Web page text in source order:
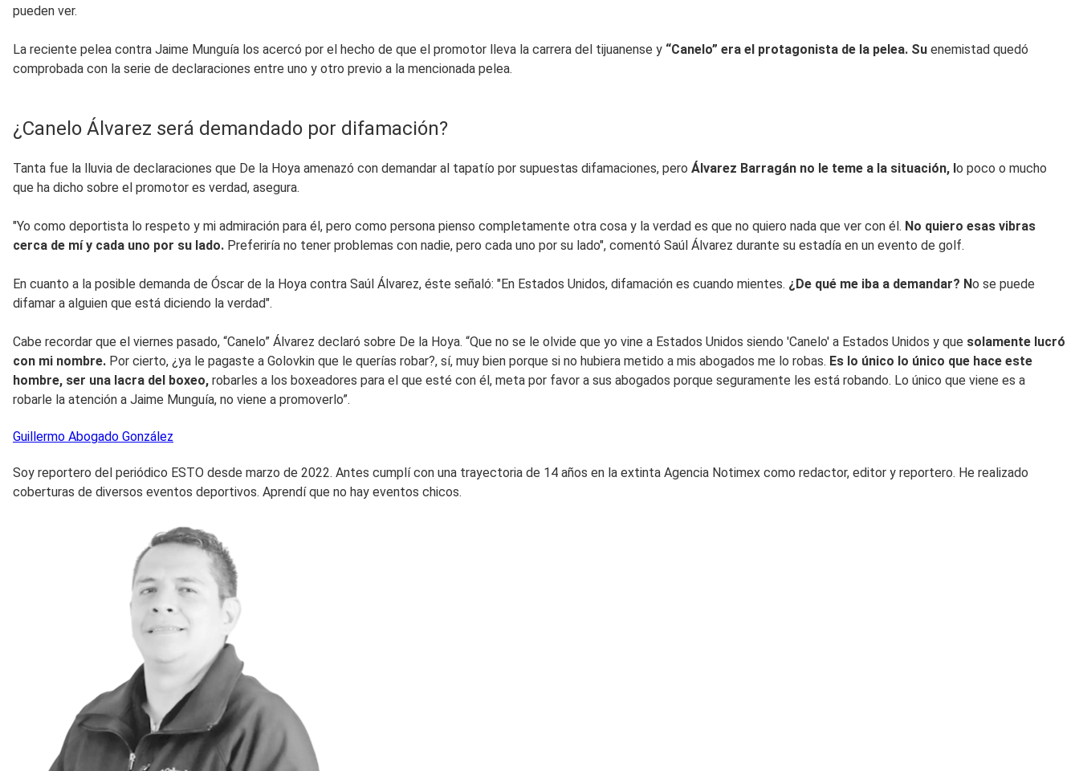
pueden ver.
La reciente pelea contra Jaime Munguía los acercó por el hecho de que el promotor lleva la carrera del tijuanense y “Canelo” era el protagonista de la pelea. Su enemistad quedó
comprobada con la serie de declaraciones entre uno y otro previo a la mencionada pelea.
¿Canelo Álvarez será demandado por difamación?
Tanta fue la lluvia de declaraciones que De la Hoya amenazó con demandar al tapatío por supuestas difamaciones, pero Álvarez Barragán no le teme a la situación, lo poco o mucho
que ha dicho sobre el promotor es verdad, asegura.
"Yo como deportista lo respeto y mi admiración para él, pero como persona pienso completamente otra cosa y la verdad es que no quiero nada que ver con él. No quiero esas vibras
cerca de mí y cada uno por su lado. Preferiría no tener problemas con nadie, pero cada uno por su lado", comentó Saúl Álvarez durante su estadía en un evento de golf.
En cuanto a la posible demanda de Óscar de la Hoya contra Saúl Álvarez, éste señaló: "En Estados Unidos, difamación es cuando mientes. ¿De qué me iba a demandar? No se puede
difamar a alguien que está diciendo la verdad".
Cabe recordar que el viernes pasado, “Canelo” Álvarez declaró sobre De la Hoya. “Que no se le olvide que yo vine a Estados Unidos siendo 'Canelo' a Estados Unidos y que solamente lucró
con mi nombre. Por cierto, ¿ya le pagaste a Golovkin que le querías robar?, sí, muy bien porque si no hubiera metido a mis abogados me lo robas. Es lo único lo único que hace este
hombre, ser una lacra del boxeo, robarles a los boxeadores para el que esté con él, meta por favor a sus abogados porque seguramente les está robando. Lo único que viene es a
robarle la atención a Jaime Munguía, no viene a promoverlo”.
Guillermo Abogado González
Soy reportero del periódico ESTO desde marzo de 2022. Antes cumplí con una trayectoria de 14 años en la extinta Agencia Notimex como redactor, editor y reportero. He realizado
coberturas de diversos eventos deportivos. Aprendí que no hay eventos chicos.